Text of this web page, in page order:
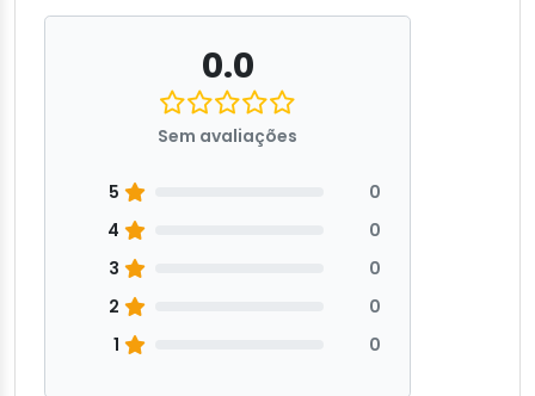
0.0
Sem avaliações
5
0
4
0
3
0
2
0
1
0